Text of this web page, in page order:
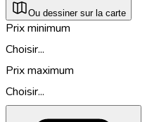
Ou dessiner sur la carte
Prix minimum
Choisir...
Prix maximum
Choisir...